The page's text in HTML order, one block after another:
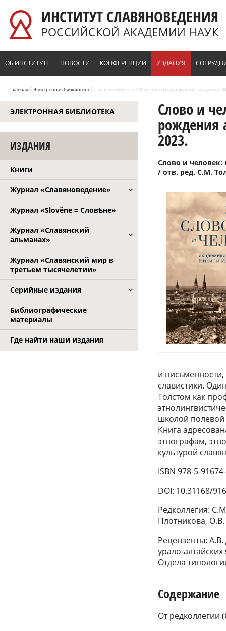
ИНСТИТУТ СЛАВЯНОВЕДЕНИЯ
РОССИЙСКОЙ АКАДЕМИИ НАУК
ОБ ИНСТИТУТЕ НОВОСТИ КОНФЕРЕНЦИИ ИЗДАНИЯ
Главная / Электронная библиотека / Слово и человек: к 100-летию со дня рождения академика
ЭЛЕКТРОННАЯ БИБЛИОТЕКА
ИЗДАНИЯ
Книги
Журнал «Славяноведение»
Журнал «Slověne = Словѣне»
Журнал «Славянский
альманах»
Журнал «Славянский мир в
третьем тысячелетии»
Серийные издания
Библиографические
материалы
Где найти наши издания
Слово и
рождения
2023.
Слово и
/ отв. ред. С.М.
и письменности,
славистики.
Толстом как
школой полевой
Книга
этнографам,
культурой
ISBN 978-5-
DOI: 10.31168/
Редколлегия:
Плотникова,
Рецензенты:
урало-
Отдела
Содержание
От редколлегии